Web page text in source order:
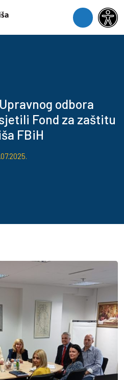
Menu
odbora
Fond za zaštitu
FBiH